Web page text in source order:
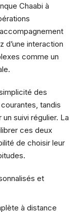
Chaabi à
d’une interaction
comme un
des
tandis
suivi régulier. La
ces deux
de choisir leur
et
à distance